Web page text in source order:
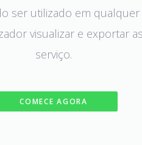
ser utilizado em qualquer
visualizar e exportar
serviço.
COMECE AGORA